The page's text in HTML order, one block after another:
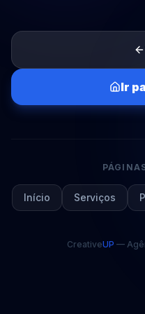
Ir
Início Serviços
CreativeUP —